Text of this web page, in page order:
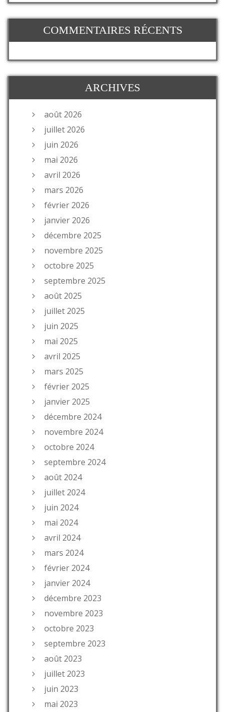
COMMENTAIRES RÉCENTS
ARCHIVES
août 2026
juillet 2026
juin 2026
mai 2026
avril 2026
mars 2026
février 2026
janvier 2026
décembre 2025
novembre 2025
octobre 2025
septembre 2025
août 2025
juillet 2025
juin 2025
mai 2025
avril 2025
mars 2025
février 2025
janvier 2025
décembre 2024
novembre 2024
octobre 2024
septembre 2024
août 2024
juillet 2024
juin 2024
mai 2024
avril 2024
mars 2024
février 2024
janvier 2024
décembre 2023
novembre 2023
octobre 2023
septembre 2023
août 2023
juillet 2023
juin 2023
mai 2023